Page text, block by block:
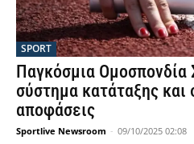
SPORT
Παγκόσμια Ομοσπονδία
σύστημα κατάταξης και
αποφάσεις
Sportlive Newsroom - 09/10/2025 02:08